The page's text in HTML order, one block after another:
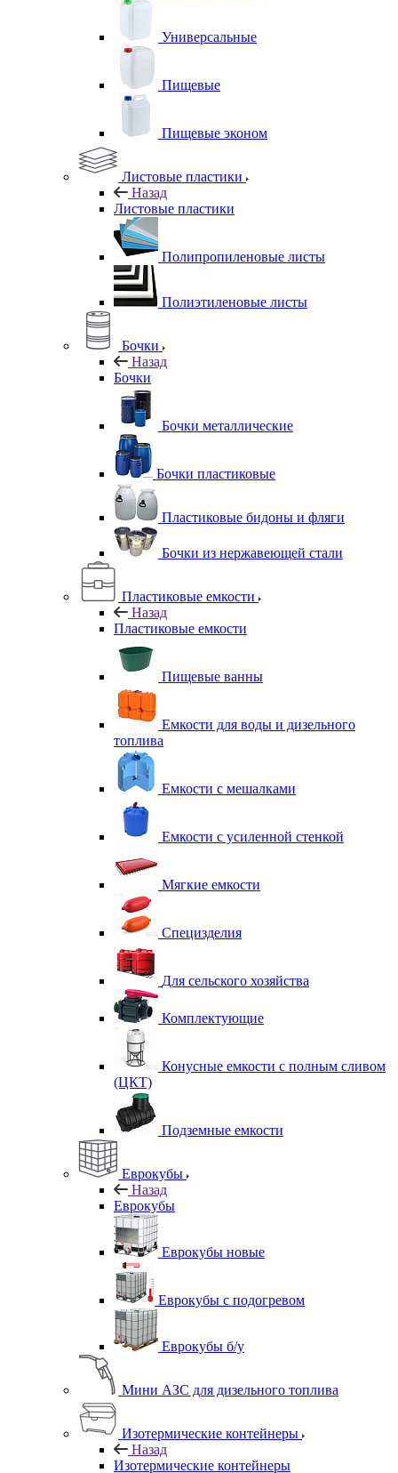
Универсальные
Пищевые
Пищевые эконом
Листовые пластики
Назад
Листовые пластики
Полипропиленовые листы
Полиэтиленовые листы
Бочки
Назад
Бочки
Бочки металлические
Бочки пластиковые
Пластиковые бидоны и фляги
Бочки из нержавеющей стали
Пластиковые емкости
Назад
Пластиковые емкости
Пищевые ванны
Емкости для воды и дизельного
топлива
Емкости с мешалками
Емкости с усиленной стенкой
Мягкие емкости
Специзделия
Для сельского хозяйства
Комплектующие
Конусные емкости с полным сливом
(ЦКТ)
Подземные емкости
Еврокубы
Назад
Еврокубы
Еврокубы новые
Еврокубы с подогревом
Еврокубы б/у
Мини АЗС для дизельного топлива
Изотермические контейнеры
Назад
Изотермические контейнеры